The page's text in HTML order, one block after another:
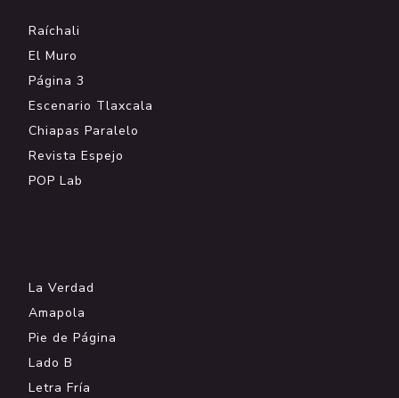
Raíchali
El Muro
Página 3
Escenario Tlaxcala
Chiapas Paralelo
Revista Espejo
POP Lab
La Verdad
Amapola
Pie de Página
Lado B
Letra Fría